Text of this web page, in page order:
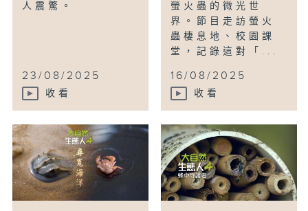
人震驚。
23/08/2025
收看
螢火蟲的微光世
界。節目走訪螢火
蟲棲息地、校園課
堂，記錄這對「...
16/08/2025
收看